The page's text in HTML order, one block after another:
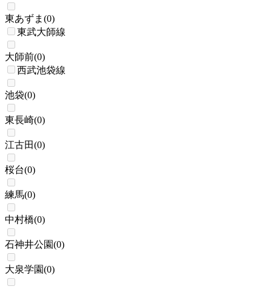
東あずま (0)
東武大師線
大師前(0)
西武池袋線
池袋(0)
東長崎(0)
江古田(0)
桜台(0)
練馬(0)
中村橋(0)
石神井公園(0)
大泉学園(0)